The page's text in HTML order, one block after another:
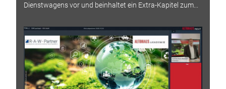
Dienstwagens vor und beinhaltet ein Extra-Kapitel zum...